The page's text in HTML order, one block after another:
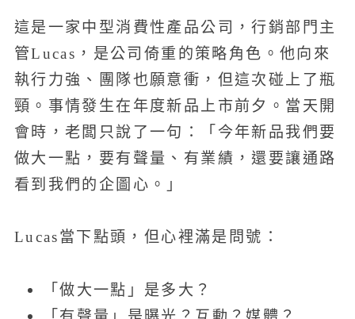
這是一家中型消費性產品公司，行銷部門主
管Lucas，是公司倚重的策略角色。他向來
執行力強、團隊也願意衝，但這次碰上了瓶
頸。事情發生在年度新品上市前夕。當天開
會時，老闆只說了一句：「今年新品我們要
做大一點，要有聲量、有業績，還要讓通路
看到我們的企圖心。」
Lucas當下點頭，但心裡滿是問號：
「做大一點」是多大？